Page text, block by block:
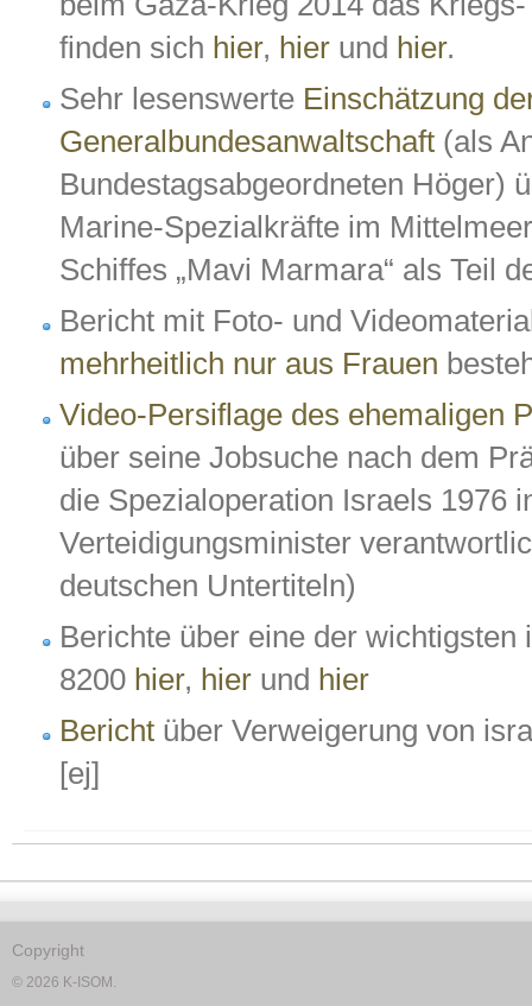
finden sich hier, hier und hier.
Sehr lesenswerte Einschätzung
Generalbundesanwaltschaft (als
Bundestagsabgeordneten Höger)
Marine-Spezialkräfte im
Schiffes „Mavi Marmara“ als Teil
Bericht mit Foto- und
mehrheitlich nur aus Frauen
Video-Persiflage des ehemaligen
über seine Jobsuche nach dem
die Spezialoperation Israels 1976
Verteidigungsminister
deutschen Untertiteln)
Berichte über eine der
8200 hier, hier und hier
Bericht über Verweigerung von
[ej]
Copyright
© 2026 K-ISOM.